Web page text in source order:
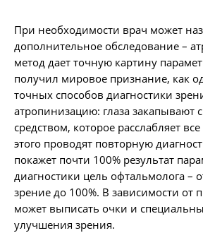
При необходимости врач может
дополнительное обследование –
метод дает точную картину
получил мировое признание, как
точных способов диагностики
атропинизацию: глаза закапывают
средством, которое расслабляет
этого проводят повторную
покажет почти 100% результат
диагностики цель офтальмолога –
зрение до 100%. В зависимости от
может выписать очки и
улучшения зрения.